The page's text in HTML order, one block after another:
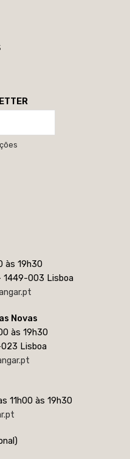
às 19h30
1449-003 Lisboa
Novas
às 19h30
Lisboa
11h00 às 19h30